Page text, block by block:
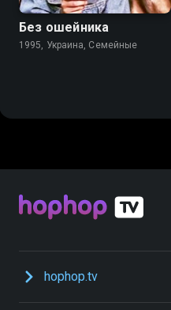
Без ошейника
1995, Украина, Семейные
hophop.tv